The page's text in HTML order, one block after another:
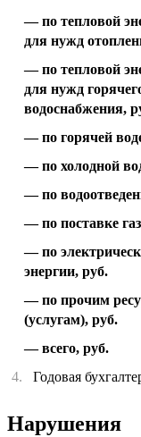
по тепловой
для нужд
по тепловой
для нужд
водоснабжения,
по горячей
по холодной
по
по поставке
по
энергии, руб.
по прочим
(услугам), руб.
всего, руб.
4.
Годовая
Нарушения